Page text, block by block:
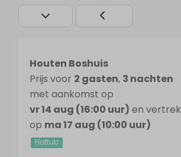
Tweepersoonsbed: 2
Ensuite badkamer
Keuken
Vaatwasser
Koel- vriescombinatie
Keramische kookplaat
Oven
Koffiemachine (capsules)
Houten Boshuis
Prijs voor 2 gasten, 3 nachten
met aankomst op
vr 14 aug (16:00 uur) en vertrek
op ma 17 aug (10:00 uur)
Hottub